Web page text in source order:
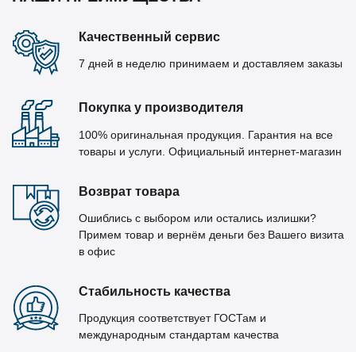
Качественный сервис
7 дней в неделю принимаем и доставляем заказы
Покупка у производителя
100% оригинальная продукция. Гарантия на все
товары и услуги. Официальный интернет-магазин
Возврат товара
Ошиблись с выбором или остались излишки?
Примем товар и вернём деньги без Вашего визита
в офис
Стабильность качества
Продукция соответствует ГОСТам и
международным стандартам качества